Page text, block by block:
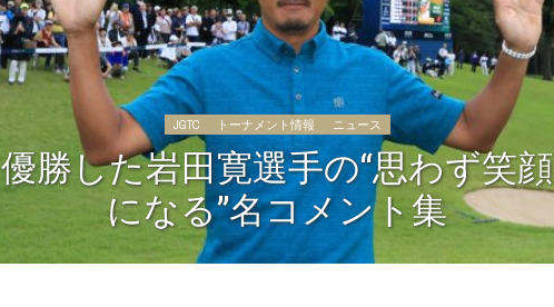
JGTC トーナメント情報 ニュース
優勝した岩田寛選手の“思わず笑顔
になる”名コメント集